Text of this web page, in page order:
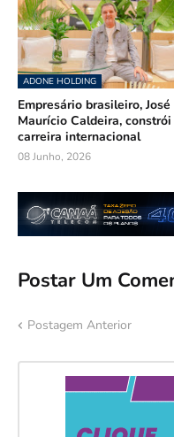
ADONE HOLDING
Empresário brasileiro, José
Maurício Caldeira, constrói
carreira internacional
08 Junho, 2026
Postar Um
Postagem Anterior